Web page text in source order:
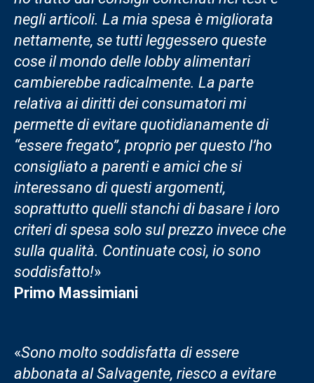
negli articoli. La mia spesa è migliorata
nettamente, se tutti leggessero queste
cose il mondo delle lobby alimentari
cambierebbe radicalmente. La parte
relativa ai diritti dei consumatori mi
permette di evitare quotidianamente di
“essere fregato”, proprio per questo l’ho
consigliato a parenti e amici che si
interessano di questi argomenti,
soprattutto quelli stanchi di basare i loro
criteri di spesa solo sul prezzo invece che
sulla qualità. Continuate così, io sono
soddisfatto!»
Primo Massimiani
«Sono molto soddisfatta di essere
abbonata al Salvagente, riesco a evitare